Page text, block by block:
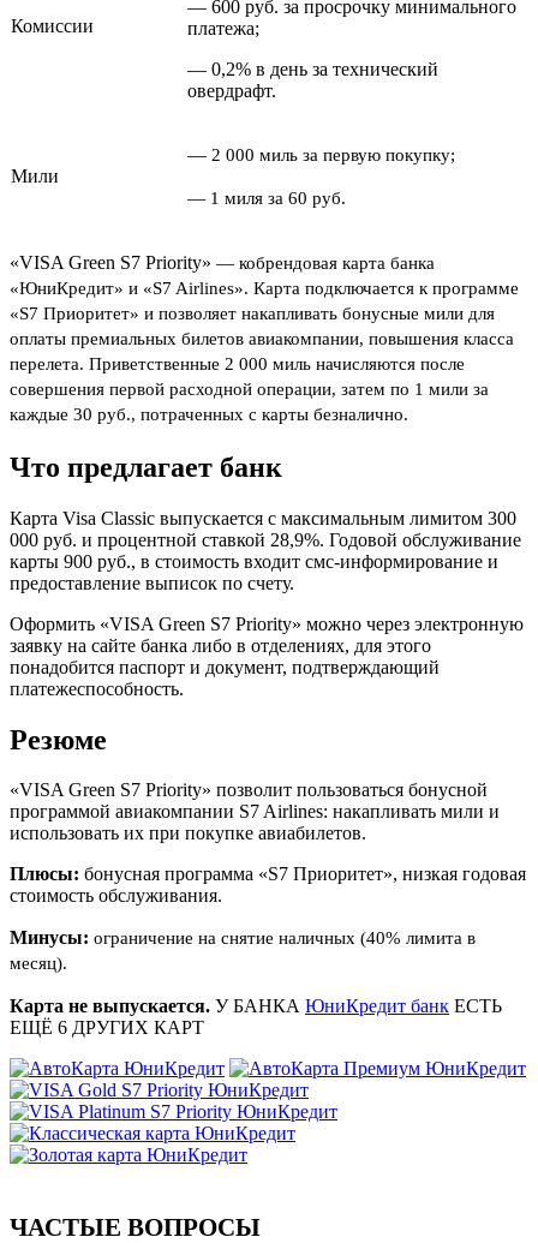
Комиссии
— 600 руб. за просрочку минимального
платежа;
— 0,2% в день за технический
овердрафт.
Мили
— 2 000 миль за первую покупку;
— 1 миля за 60 руб.
«VISA Green S7 Priority» — кобрендовая карта банка
«ЮниКредит» и «S7 Airlines». Карта подключается к программе
«S7 Приоритет» и позволяет накапливать бонусные мили для
оплаты премиальных билетов авиакомпании, повышения класса
перелета. Приветственные 2 000 миль начисляются после
совершения первой расходной операции, затем по 1 мили за
каждые 30 руб., потраченных с карты безналично.
Что предлагает банк
Карта Visa Classic выпускается с максимальным лимитом 300
000 руб. и процентной ставкой 28,9%. Годовой обслуживание
карты 900 руб., в стоимость входит смс-информирование и
предоставление выписок по счету.
Оформить «VISA Green S7 Priority» можно через электронную
заявку на сайте банка либо в отделениях, для этого
понадобится паспорт и документ, подтверждающий
платежеспособность.
Резюме
«VISA Green S7 Priority» позволит пользоваться бонусной
программой авиакомпании S7 Airlines: накапливать мили и
использовать их при покупке авиабилетов.
Плюсы: бонусная программа «S7 Приоритет», низкая годовая
стоимость обслуживания.
Минусы: ограничение на снятие наличных (40% лимита в
месяц).
Карта не выпускается. У БАНКА ЮниКредит банк ЕСТЬ
ЕЩЁ 6 ДРУГИХ КАРТ
ЧАСТЫЕ ВОПРОСЫ